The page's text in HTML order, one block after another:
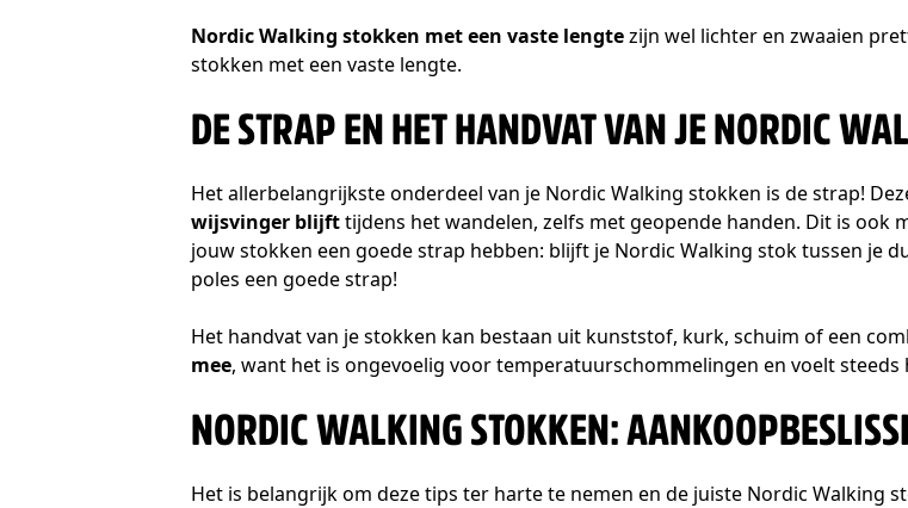
Nordic Walking stokken met een vaste lengtezijn wel lichter en zwaaien
stokken met een vaste lengte.
DE STRAP EN HET HANDVAT VAN JE NORDIC
Het allerbelangrijkste onderdeel van je Nordic Walking stokken is de strap!
wijsvinger blijfttijdens het wandelen, zelfs met geopende handen. Dit is
jouw stokken een goede strap hebben: blijft je Nordic Walking stok tussen je
poles een goede strap!
Het handvat van je stokken kan bestaan uit kunststof, kurk, schuim of een
mee, want het is ongevoelig voor temperatuurschommelingen en voelt steeds
NORDIC WALKING STOKKEN:
Het is belangrijk om deze tips ter harte te nemen en de juiste Nordic Walking